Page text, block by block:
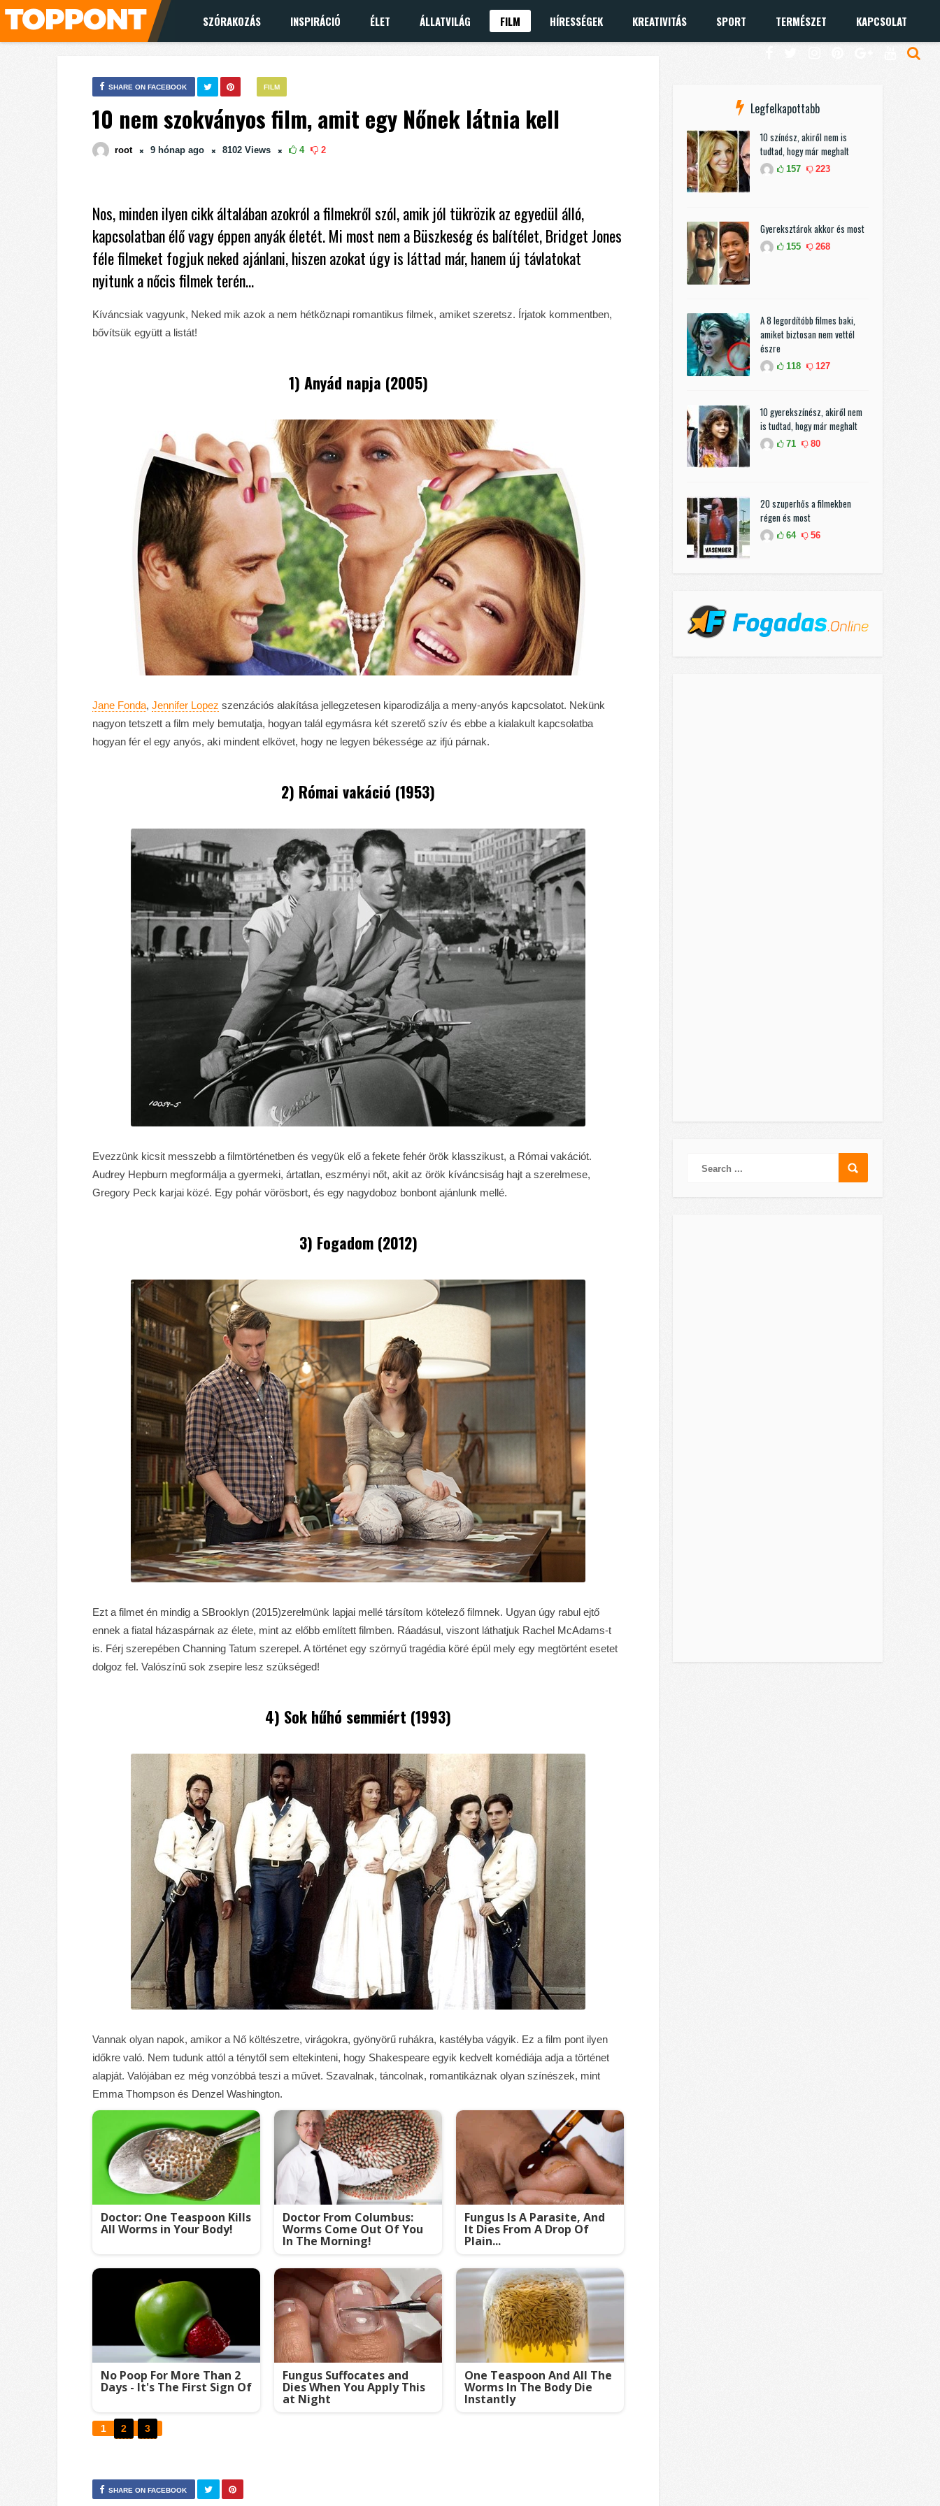
SZÓRAKOZÁS INSPIRÁCIÓ ÉLET ÁLLATVILÁG FILM HÍRESSÉGEK KREATIVITÁS SPORT TERMÉSZET KAPCSOLAT
FILM
SHARE ON FACEBOOK
10 nem szokványos film, amit egy Nőnek látnia kell
root 9 hónap ago 8102 Views 4 2
Nos, minden ilyen cikk általában azokról a filmekről szól, amik jól tükrözik az egyedül álló,
kapcsolatban élő vagy éppen anyák életét. Mi most nem a Büszkeség és balítélet, Bridget Jones
féle filmeket fogjuk neked ajánlani, hiszen azokat úgy is láttad már, hanem új távlatokat
nyitunk a nőcis filmek terén…
Kíváncsiak vagyunk, Neked mik azok a nem hétköznapi romantikus filmek, amiket szeretsz. Írjatok kommentben,
bővítsük együtt a listát!
1) Anyád napja (2005)
Jane Fonda, Jennifer Lopez szenzációs alakítása jellegzetesen kiparodizálja a meny-anyós kapcsolatot. Nekünk
nagyon tetszett a film mely bemutatja, hogyan talál egymásra két szerető szív és ebbe a kialakult kapcsolatba
hogyan fér el egy anyós, aki mindent elkövet, hogy ne legyen békessége az ifjú párnak.
2) Római vakáció (1953)
Evezzünk kicsit messzebb a filmtörténetben és vegyük elő a fekete fehér örök klasszikust, a Római vakációt.
Audrey Hepburn megformálja a gyermeki, ártatlan, eszményi nőt, akit az örök kíváncsiság hajt a szerelmese,
Gregory Peck karjai közé. Egy pohár vörösbort, és egy nagydoboz bonbont ajánlunk mellé.
3) Fogadom (2012)
Ezt a filmet én mindig a SBrooklyn (2015)zerelmünk lapjai mellé társítom kötelező filmnek. Ugyan úgy rabul ejtő
ennek a fiatal házaspárnak az élete, mint az előbb említett filmben. Ráadásul, viszont láthatjuk Rachel McAdams-t
is. Férj szerepében Channing Tatum szerepel. A történet egy szörnyű tragédia köré épül mely egy megtörtént esetet
dolgoz fel. Valószínű sok zsepire lesz szükséged!
4) Sok hűhó semmiért (1993)
Vannak olyan napok, amikor a Nő költészetre, virágokra, gyönyörű ruhákra, kastélyba vágyik. Ez a film pont ilyen
időkre való. Nem tudunk attól a ténytől sem eltekinteni, hogy Shakespeare egyik kedvelt komédiája adja a történet
alapját. Valójában ez még vonzóbbá teszi a művet. Szavalnak, táncolnak, romantikáznak olyan színészek, mint
Emma Thompson és Denzel Washington.
Doctor: One Teaspoon Kills
All Worms in Your Body!
Doctor From Columbus:
Worms Come Out Of You
In The Morning!
Fungus Is A Parasite, And
It Dies From A Drop Of
Plain...
No Poop For More Than 2
Days - It's The First Sign Of
Fungus Suffocates and
Dies When You Apply This
at Night
One Teaspoon And All The
Worms In The Body Die
Instantly
1 2 3
SHARE ON FACEBOOK
Legfelkapottabb
10 színész, akiről nem is
tudtad, hogy már meghalt
157 223
Gyereksztárok akkor és most
155 268
A 8 legordítóbb filmes baki,
amiket biztosan nem vettél
észre
118 127
10 gyerekszínész, akiről nem
is tudtad, hogy már meghalt
71 80
20 szuperhős a filmekben
régen és most
64 56